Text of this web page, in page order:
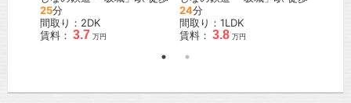
25分
間取り：2DK
賃料： 3.7 万円
24分
間取り：1LDK
賃料： 3.8 万円